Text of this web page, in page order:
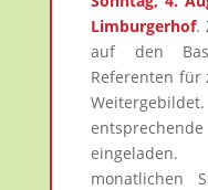
Limburgerhof.
auf den
Referenten für
monatlichen